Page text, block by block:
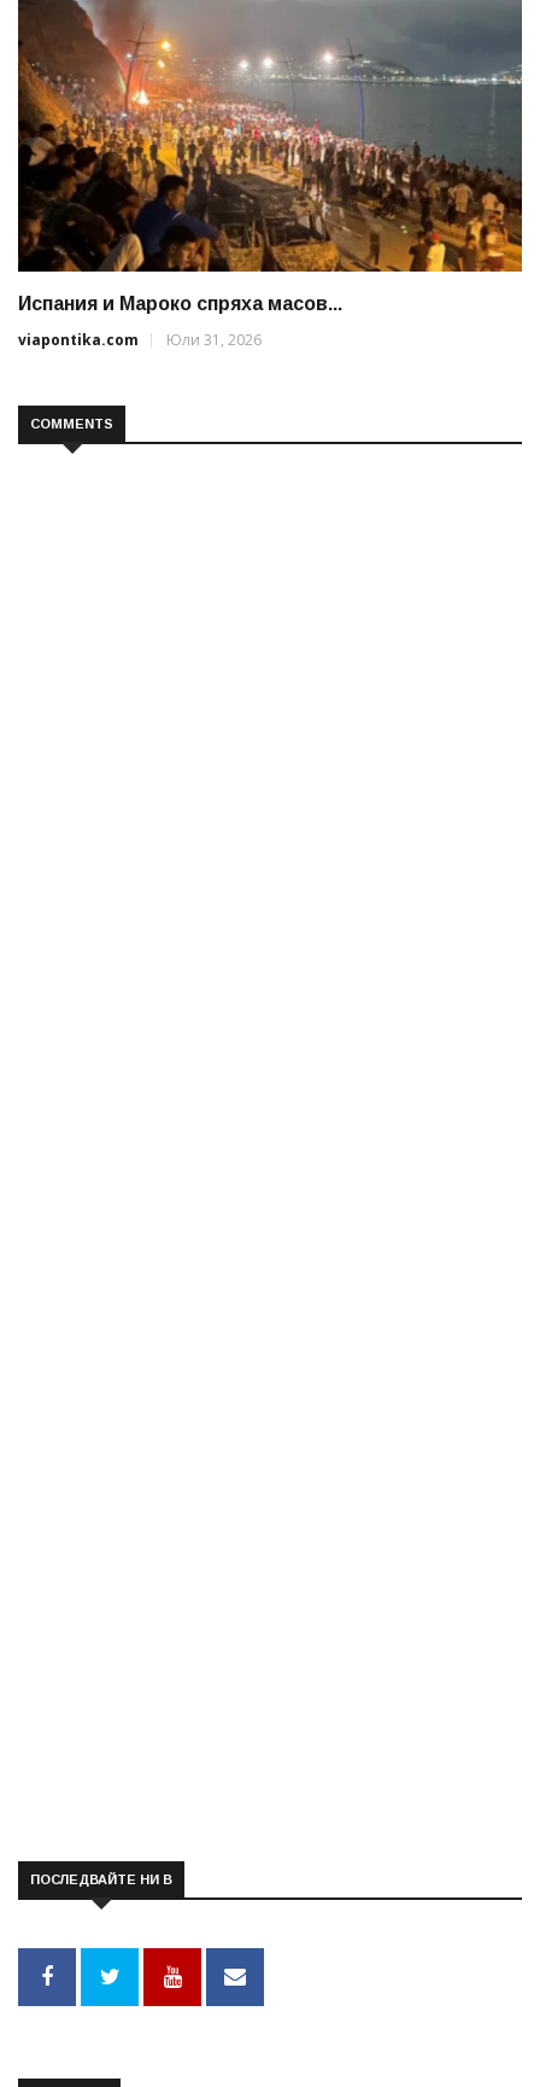
Испания и Мароко спряха масов...
viapontika.com
Юли 31, 2026
COMMENTS
ПОСЛЕДВАЙТЕ НИ В